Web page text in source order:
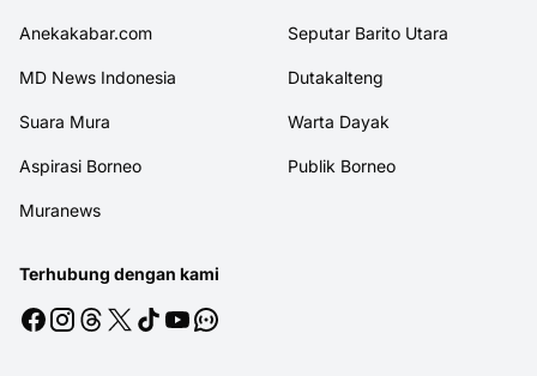
Anekakabar.com Seputar Barito Utara
MD News Indonesia Dutakalteng
Suara Mura Warta Dayak
Aspirasi Borneo Publik Borneo
Muranews
Terhubung dengan kami